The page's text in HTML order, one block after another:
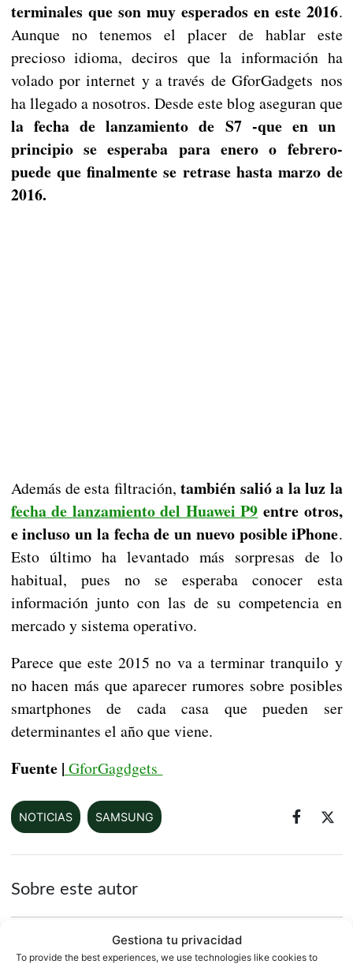
Gestiona tu privacidad
To provide the best experiences, we use technologies like cookies to
terminales que son muy esperados en este 2016.
Aunque no tenemos el placer de hablar este
precioso idioma, deciros que la información ha
volado por internet y a través de GforGadgets nos
ha llegado a nosotros. Desde este blog aseguran que
la fecha de lanzamiento de S7 -que en un
principio se esperaba para enero o febrero-
puede que finalmente se retrase hasta marzo de
2016.
Además de esta filtración,también salió a la luz la
fecha de lanzamiento del Huawei P9 entre otros,
e incluso un la fecha de un nuevo posible iPhone.
Esto último ha levantado más sorpresas de lo
habitual, pues no se esperaba conocer esta
información junto con las de su competencia en
mercado y sistema operativo.
Parece que este 2015 no va a terminar tranquilo y
no hacen más que aparecer rumores sobre posibles
smartphones de cada casa que pueden ser
determinantes el año que viene.
Fuente | GforGagdgets
NOTICIAS SAMSUNG
Sobre este autor